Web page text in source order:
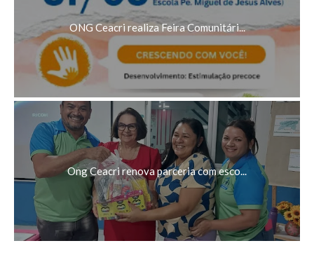
ONG Ceacri realiza Feira Comunitári...
Ong Ceacri renova parceria com esco...